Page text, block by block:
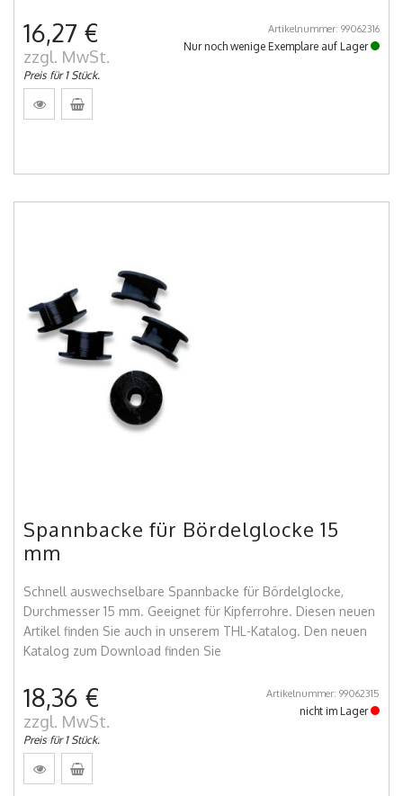
16,27 €
zzgl. MwSt.
Preis für 1 Stück.
Artikelnummer: 99062316
Nur noch wenige Exemplare auf Lager
Spannbacke für Bördelglocke 15
mm
Schnell auswechselbare Spannbacke für Bördelglocke,
Durchmesser 15 mm. Geeignet für Kipferrohre. Diesen neuen
Artikel finden Sie auch in unserem THL-Katalog. Den neuen
Katalog zum Download finden Sie
18,36 €
zzgl. MwSt.
Preis für 1 Stück.
Artikelnummer: 99062315
nicht im Lager